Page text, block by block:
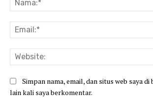
Simpan nama, email, dan situs web saya
lain kali saya berkomentar.